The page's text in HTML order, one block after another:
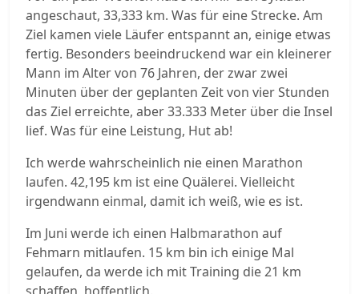
angeschaut, 33,333 km. Was für eine Strecke. Am
Ziel kamen viele Läufer entspannt an, einige etwas
fertig. Besonders beeindruckend war ein kleinerer
Mann im Alter von 76 Jahren, der zwar zwei
Minuten über der geplanten Zeit von vier Stunden
das Ziel erreichte, aber 33.333 Meter über die Insel
lief. Was für eine Leistung, Hut ab!
Ich werde wahrscheinlich nie einen Marathon
laufen. 42,195 km ist eine Quälerei. Vielleicht
irgendwann einmal, damit ich weiß, wie es ist.
Im Juni werde ich einen Halbmarathon auf
Fehmarn mitlaufen. 15 km bin ich einige Mal
gelaufen, da werde ich mit Training die 21 km